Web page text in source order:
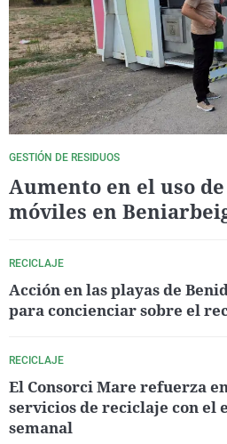
GESTIÓN DE RESIDUOS
Aumento en el uso
móviles en
RECICLAJE
Acción en las playas de
para concienciar sobre el
RECICLAJE
El Consorci Mare refuerza
servicios de reciclaje con el
semanal